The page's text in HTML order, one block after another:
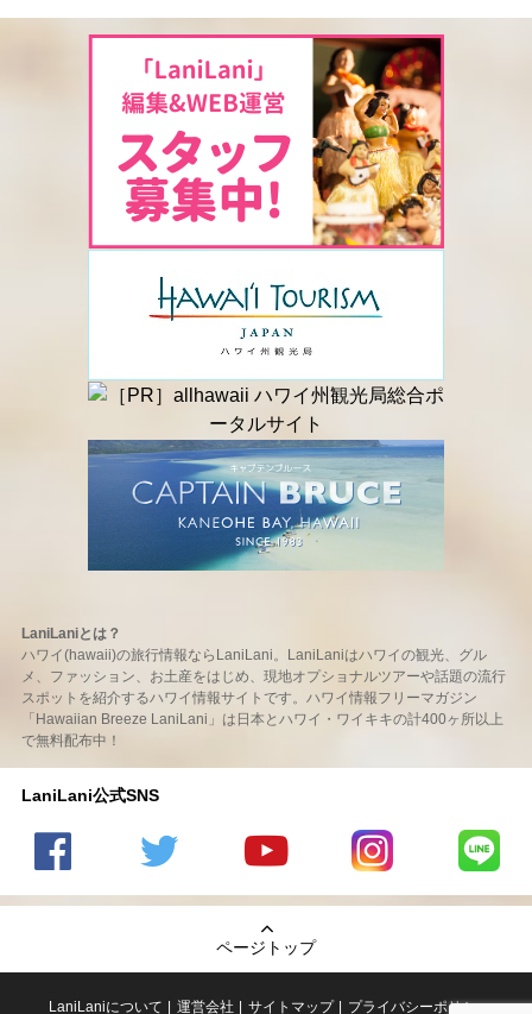
LaniLaniとは？
ハワイ(hawaii)の旅行情報ならLaniLani。LaniLaniはハワイの観光、グル
メ、ファッション、お土産をはじめ、現地オプショナルツアーや話題の流行
スポットを紹介するハワイ情報サイトです。ハワイ情報フリーマガジン
「Hawaiian Breeze LaniLani」は日本とハワイ・ワイキキの計400ヶ所以上
で無料配布中！
LaniLani公式SNS
の
のtwitter
の
Youtube
チャンネ
LaniLani
LaniLani
ページトップ
LaniLaniについて 運営会社 サイトマップ プライバシーポリシー